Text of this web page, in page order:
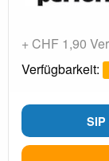
+ CHF 1,90
Verfügbarkeit: